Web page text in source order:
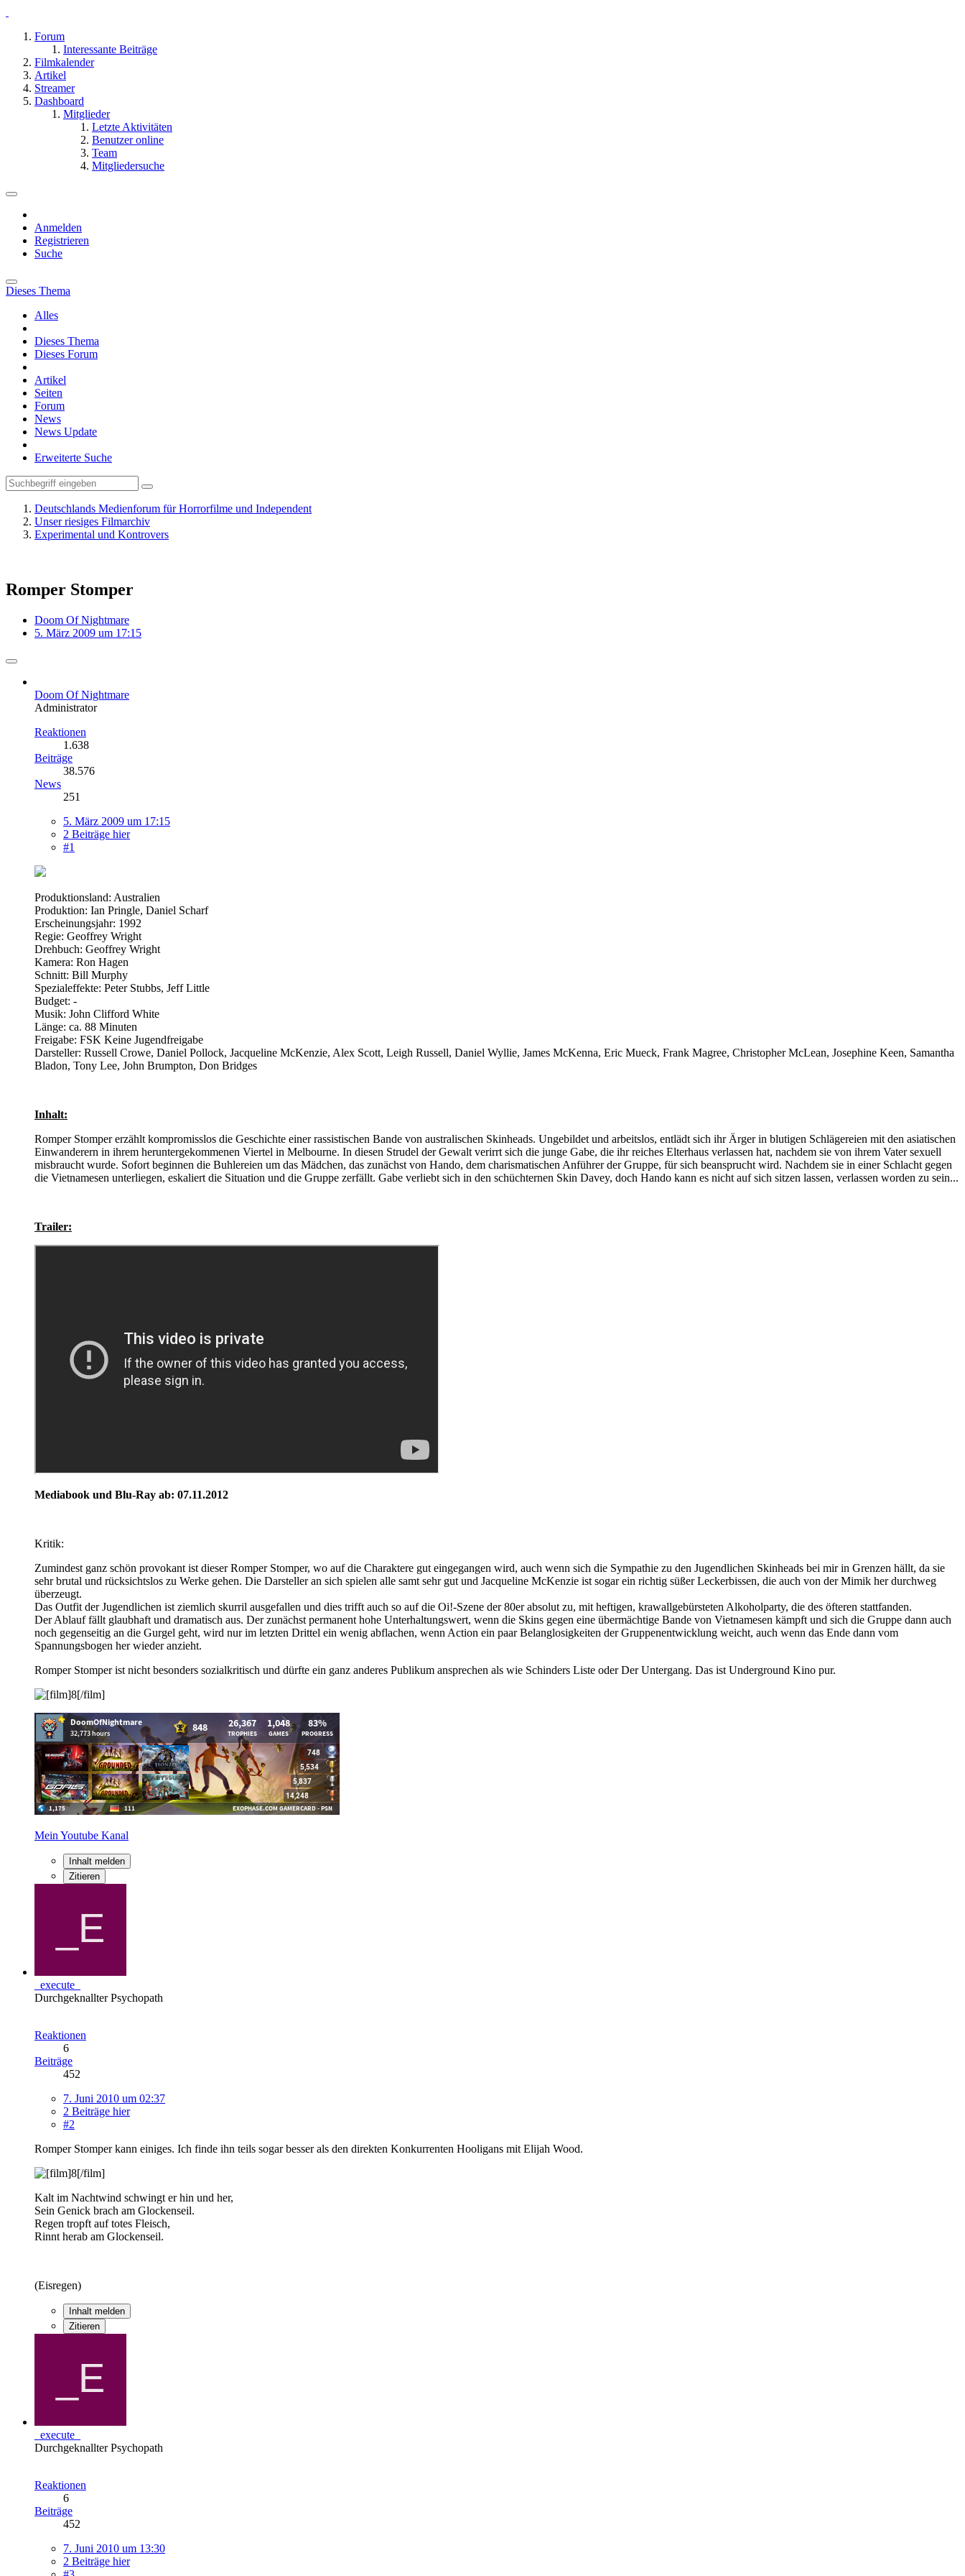
Forum
Interessante Beiträge
Filmkalender
Artikel
Streamer
Dashboard
Mitglieder
Letzte Aktivitäten
Benutzer online
Team
Mitgliedersuche
Anmelden
Registrieren
Suche
Dieses Thema
Alles
Dieses Thema
Dieses Forum
Artikel
Seiten
Forum
News
News Update
Erweiterte Suche
Deutschlands Medienforum für Horrorfilme und Independent
Unser riesiges Filmarchiv
Experimental und Kontrovers
Romper Stomper
Doom Of Nightmare
5. März 2009 um 17:15
Doom Of Nightmare
Administrator
Reaktionen
1.638
Beiträge
38.576
News
251
5. März 2009 um 17:15
2 Beiträge hier
#1
Produktionsland: Australien
Produktion: Ian Pringle, Daniel Scharf
Erscheinungsjahr: 1992
Regie: Geoffrey Wright
Drehbuch: Geoffrey Wright
Kamera: Ron Hagen
Schnitt: Bill Murphy
Spezialeffekte: Peter Stubbs, Jeff Little
Budget: -
Musik: John Clifford White
Länge: ca. 88 Minuten
Freigabe: FSK Keine Jugendfreigabe
Darsteller: Russell Crowe, Daniel Pollock, Jacqueline McKenzie, Alex Scott, Leigh Russell, Daniel Wyllie, James McKenna, Eric Mueck, Frank Magree, Christopher McLean, Josephine Keen, Samantha
Bladon, Tony Lee, John Brumpton, Don Bridges
Inhalt:
Romper Stomper erzählt kompromisslos die Geschichte einer rassistischen Bande von australischen Skinheads. Ungebildet und arbeitslos, entlädt sich ihr Ärger in blutigen Schlägereien mit den asiatischen
Einwanderern in ihrem heruntergekommenen Viertel in Melbourne. In diesen Strudel der Gewalt verirrt sich die junge Gabe, die ihr reiches Elterhaus verlassen hat, nachdem sie von ihrem Vater sexuell
misbraucht wurde. Sofort beginnen die Buhlereien um das Mädchen, das zunächst von Hando, dem charismatischen Anführer der Gruppe, für sich beansprucht wird. Nachdem sie in einer Schlacht gegen
die Vietnamesen unterliegen, eskaliert die Situation und die Gruppe zerfällt. Gabe verliebt sich in den schüchternen Skin Davey, doch Hando kann es nicht auf sich sitzen lassen, verlassen worden zu sein...
Trailer:
Mediabook und Blu-Ray ab: 07.11.2012
Kritik:
Zumindest ganz schön provokant ist dieser Romper Stomper, wo auf die Charaktere gut eingegangen wird, auch wenn sich die Sympathie zu den Jugendlichen Skinheads bei mir in Grenzen hällt, da sie
sehr brutal und rücksichtslos zu Werke gehen. Die Darsteller an sich spielen alle samt sehr gut und Jacqueline McKenzie ist sogar ein richtig süßer Leckerbissen, die auch von der Mimik her durchweg
überzeugt.
Das Outfit der Jugendlichen ist ziemlich skurril ausgefallen und dies trifft auch so auf die Oi!-Szene der 80er absolut zu, mit heftigen, krawallgebürsteten Alkoholparty, die des öfteren stattfanden.
Der Ablauf fällt glaubhaft und dramatisch aus. Der zunächst permanent hohe Unterhaltungswert, wenn die Skins gegen eine übermächtige Bande von Vietnamesen kämpft und sich die Gruppe dann auch
noch gegenseitig an die Gurgel geht, wird nur im letzten Drittel ein wenig abflachen, wenn Action ein paar Belanglosigkeiten der Gruppenentwicklung weicht, auch wenn das Ende dann vom
Spannungsbogen her wieder anzieht.
Romper Stomper ist nicht besonders sozialkritisch und dürfte ein ganz anderes Publikum ansprechen als wie Schinders Liste oder Der Untergang. Das ist Underground Kino pur.
Mein Youtube Kanal
Inhalt melden
Zitieren
_execute_
Durchgeknallter Psychopath
Reaktionen
6
Beiträge
452
7. Juni 2010 um 02:37
2 Beiträge hier
#2
Romper Stomper kann einiges. Ich finde ihn teils sogar besser als den direkten Konkurrenten Hooligans mit Elijah Wood.
Kalt im Nachtwind schwingt er hin und her,
Sein Genick brach am Glockenseil.
Regen tropft auf totes Fleisch,
Rinnt herab am Glockenseil.
(Eisregen)
Inhalt melden
Zitieren
_execute_
Durchgeknallter Psychopath
Reaktionen
6
Beiträge
452
7. Juni 2010 um 13:30
2 Beiträge hier